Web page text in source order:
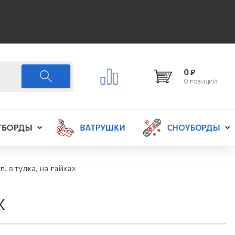
0 ₽
0 позиций
ВАТРУШКИ СНОУБОРДЫ
втулка, на гайках